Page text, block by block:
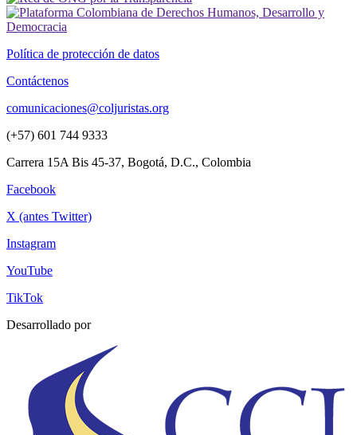
Política de protección de datos
Contáctenos
comunicaciones@coljuristas.org
(+57) 601 744 9333
Carrera 15A Bis 45-37, Bogotá, D.C., Colombia
Facebook
X (antes Twitter)
Instagram
YouTube
TikTok
Desarrollado por